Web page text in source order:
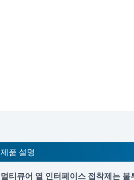
제품 설명
멀티큐어 열 인터페이스 접착제는